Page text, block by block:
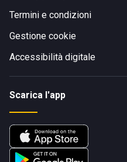
Termini e condizioni
Gestione cookie
Accessibilità digitale
Scarica l'app